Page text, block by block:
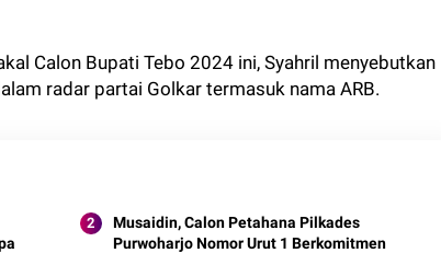
Calon Bupati Tebo 2024 ini, Syahril menyebutkan
radar partai Golkar termasuk nama ARB.
Musaidin, Calon Petahana Pilkades
Purwoharjo Nomor Urut 1 Berkomitmen